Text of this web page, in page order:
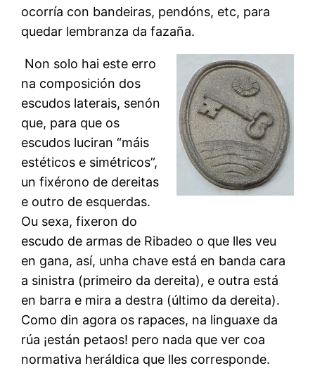
ocorría con bandeiras, pendóns, etc, para
quedar lembranza da fazaña.
Non solo hai este erro
na composición dos
escudos laterais, senón
que, para que os
escudos luciran “máis
estéticos e simétricos”,
un fixérono de dereitas
e outro de esquerdas.
Ou sexa, fixeron do
escudo de armas de Ribadeo o que lles veu
en gana, así, unha chave está en banda cara
a sinistra (primeiro da dereita), e outra está
en barra e mira a destra (último da dereita).
Como din agora os rapaces, na linguaxe da
rúa ¡están petaos! pero nada que ver coa
normativa heráldica que lles corresponde.